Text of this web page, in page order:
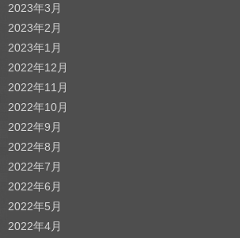
2023年3月
2023年2月
2023年1月
2022年12月
2022年11月
2022年10月
2022年9月
2022年8月
2022年7月
2022年6月
2022年5月
2022年4月